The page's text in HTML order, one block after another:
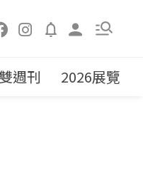
週刊 2026展覽